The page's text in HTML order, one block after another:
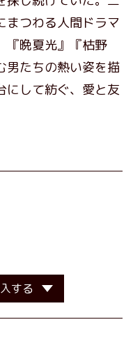
まつわる人間ドラマ
『晩夏光』『枯野
男たちの熱い姿を描
にして紡ぐ、愛と友
する